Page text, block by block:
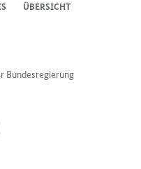
Bundesregierung
ÜBERSICHT